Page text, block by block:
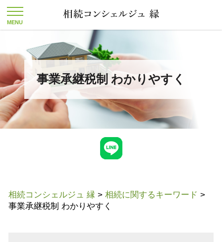
事業承継税制 わかりやすく
相続コンシェルジュ 縁 > 相続に関するキーワード >
事業承継税制 わかりやすく